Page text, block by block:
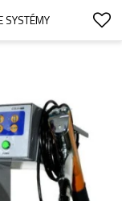
SYSTÉMY